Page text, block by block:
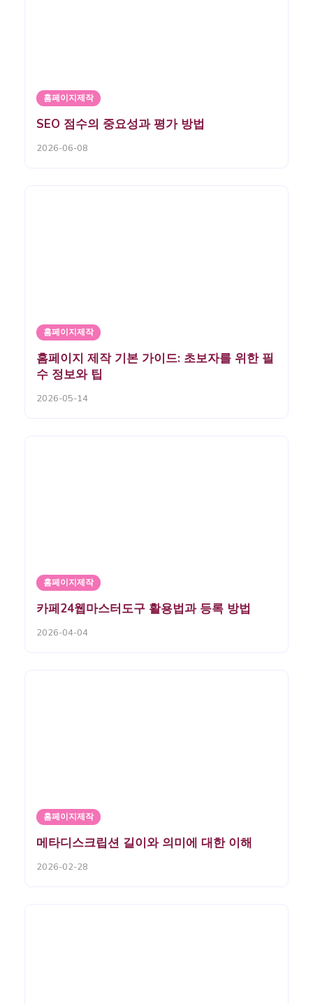
홈페이지제작
SEO 점수의 중요성과 평가 방법
2026-06-08
홈페이지제작
홈페이지 제작 기본 가이드: 초보자를 위한 필
수 정보와 팁
2026-05-14
홈페이지제작
카페24웹마스터도구 활용법과 등록 방법
2026-04-04
홈페이지제작
메타디스크립션 길이와 의미에 대한 이해
2026-02-28